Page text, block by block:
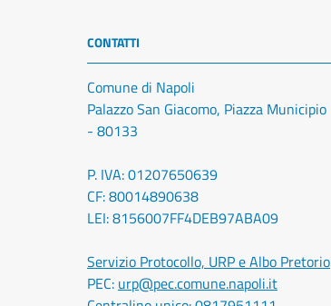
CONTATTI
Comune di Napoli
Palazzo San Giacomo, Piazza Municipio
- 80133
P. IVA: 01207650639
CF: 80014890638
LEI: 8156007FF4DEB97ABA09
Servizio Protocollo, URP e Albo Pretorio
PEC: urp@pec.comune.napoli.it